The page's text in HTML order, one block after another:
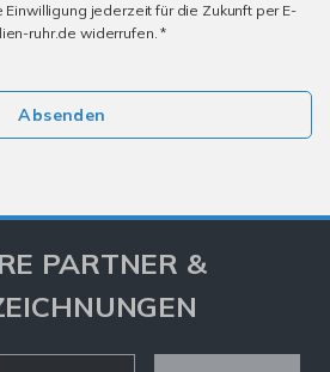
Einwilligung jederzeit für die Zukunft per E-
ruhr.de widerrufen. *
Absenden
PARTNER &